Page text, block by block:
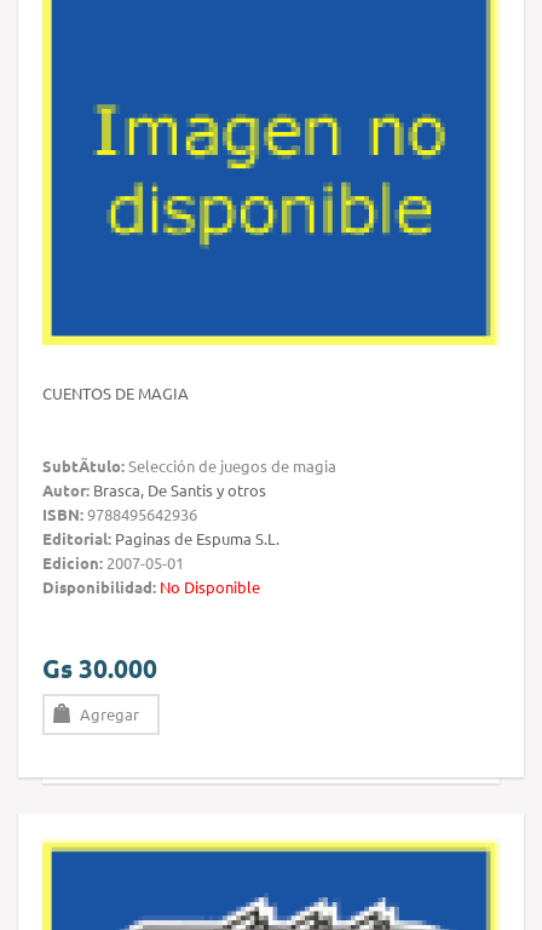
CUENTOS DE MAGIA
SubtÃ­tulo:Selección de juegos de magia
Autor: Brasca, De Santis y otros
ISBN:9788495642936
Editorial: Paginas de Espuma S.L.
Edicion: 2007-05-01
Disponibilidad: No Disponible
Gs 30.000
Agregar